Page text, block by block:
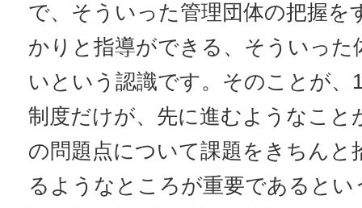
で、そういった管理団体の把握を
かりと指導ができる、そういった
いという認識です。そのことが、
制度だけが、先に進むようなこと
の問題点について課題をきちんと
るようなところが重要であると